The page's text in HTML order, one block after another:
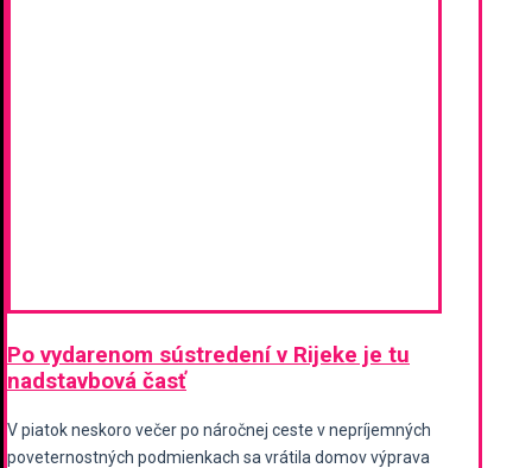
Po vydarenom sústredení v Rijeke je tu
nadstavbová časť
V piatok neskoro večer po náročnej ceste v nepríjemných
poveternostných podmienkach sa vrátila domov výprava